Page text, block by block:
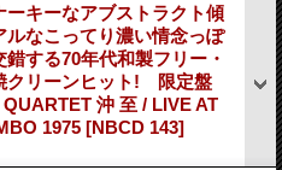
ーキーなアブストラクト傾
ルなこってり濃い情念っぽ
する70年代和製フリー・
クリーンヒット! 限定盤
沖 至 / LIVE AT
1975 [NBCD 143]